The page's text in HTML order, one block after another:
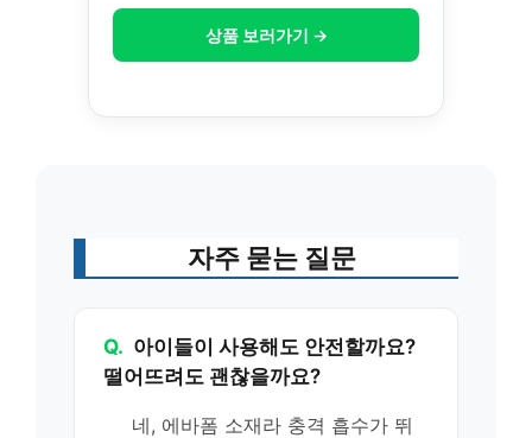
상품 보러가기 →
자주 묻는 질문
Q. 아이들이 사용해도 안전할까요?
떨어뜨려도 괜찮을까요?
네, 에바폼 소재라 충격 흡수가 뛰